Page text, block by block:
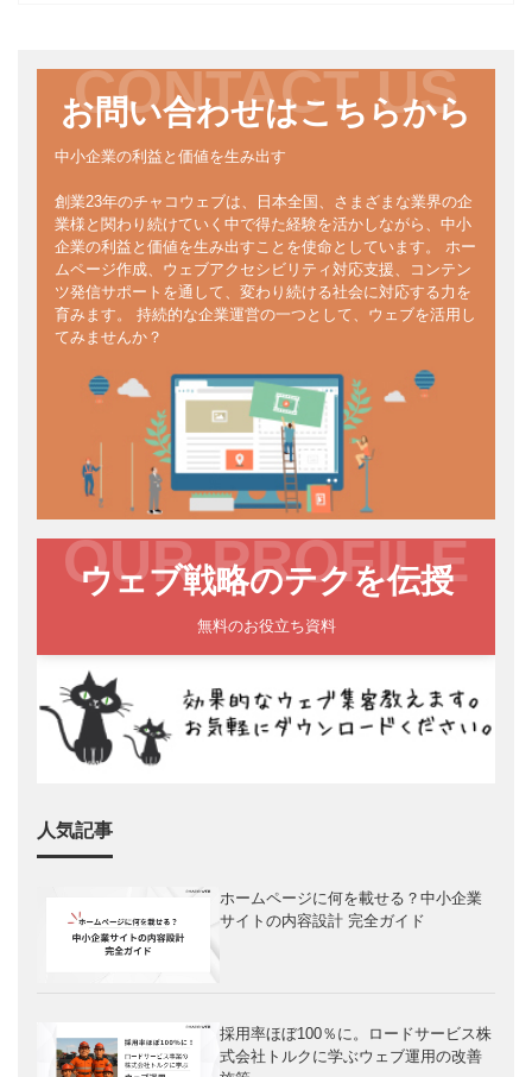
人気記事
ホームページに何を載せる？中小企業
サイトの内容設計 完全ガイド
採用率ほぼ100％に。ロードサービス株
式会社トルクに学ぶウェブ運用の改善
CONTACT US
お問い合わせはこちらから
中小企業の利益と価値を生み出す
創業23年のチャコウェブは、日本全国、さまざまな業界の企
業様と関わり続けていく中で得た経験を活かしながら、中小
企業の利益と価値を生み出すことを使命としています。 ホー
ムページ作成、ウェブアクセシビリティ対応支援、コンテン
ツ発信サポートを通して、変わり続ける社会に対応する力を
育みます。 持続的な企業運営の一つとして、ウェブを活用し
てみませんか？
OUR PROFILE
ウェブ戦略のテクを伝授
無料のお役立ち資料